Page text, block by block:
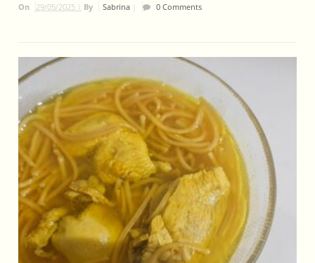
On 29/05/2025 | By Sabrina| 0 Comments